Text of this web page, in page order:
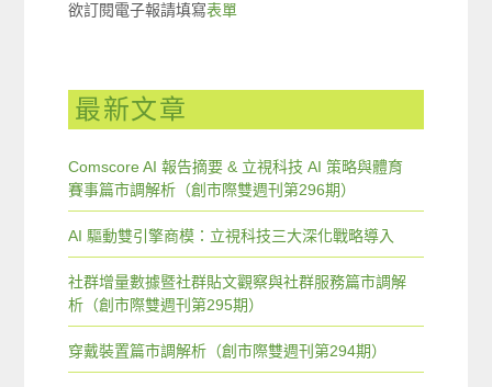
欲訂閱電子報請填寫表單
最新文章
Comscore AI 報告摘要 & 立視科技 AI 策略與體育
賽事篇市調解析（創市際雙週刊第296期）
AI 驅動雙引擎商模：立視科技三大深化戰略導入
社群增量數據暨社群貼文觀察與社群服務篇市調解
析（創市際雙週刊第295期）
穿戴裝置篇市調解析（創市際雙週刊第294期）